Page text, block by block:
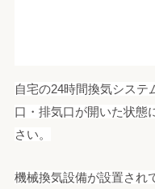
自宅の24時間換気シス
口・排気口が開いた状態
さい。
機械換気設備が設置され